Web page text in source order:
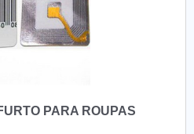
de fora no planejamento de
o lucro, deixando a desejar nos
formas diferentes de
Profissionais treinados para
PARA ROUPAS